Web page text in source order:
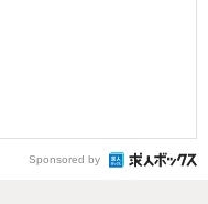
Sponsored by